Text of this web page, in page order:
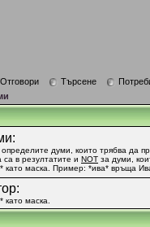
Търсене
определите думи, които трябва да
са в резултатите и NOT за думи,
като маска. Пример: *ива* връща
маска.